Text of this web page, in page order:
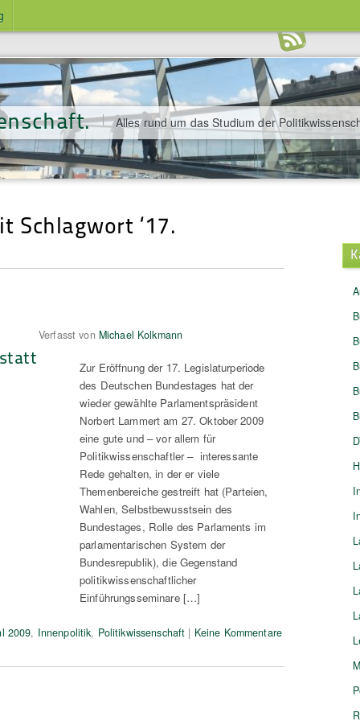
Alles rund um das Studium der
Schlagwort ‘17.
Verfasst von Michael Kolkmann
Zur Eröffnung der 17. Legislaturperiode
des Deutschen Bundestages hat der
wieder gewählte Parlamentspräsident
Norbert Lammert am 27. Oktober 2009
eine gute und – vor allem für
Politikwissenschaftler – interessante
Rede gehalten, in der er viele
Themenbereiche gestreift hat (Parteien,
Wahlen, Selbstbewusstsein des
Bundestages, Rolle des Parlaments im
parlamentarischen System der
Bundesrepublik), die Gegenstand
politikwissenschaftlicher
Einführungsseminare […]
2009, Innenpolitik, Politikwissenschaft | Keine Kommentare